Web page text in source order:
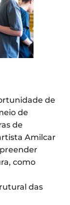
de
de
de
Amilcar
como
das